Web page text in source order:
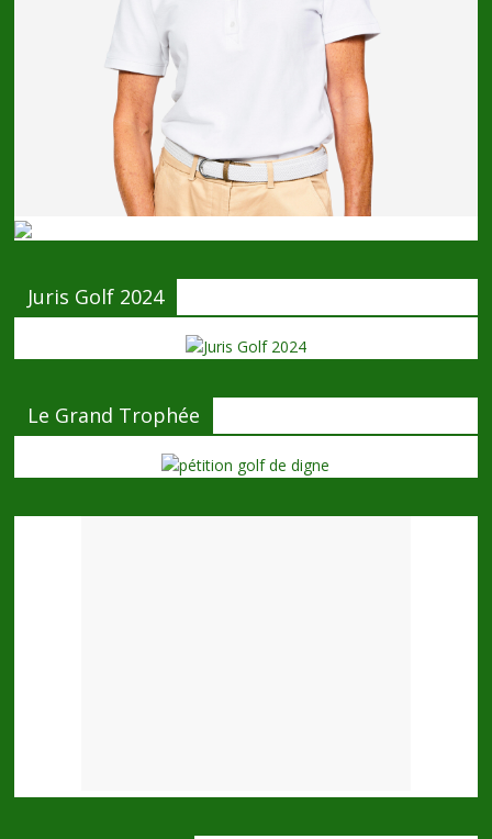
Juris Golf 2024
Le Grand Trophée